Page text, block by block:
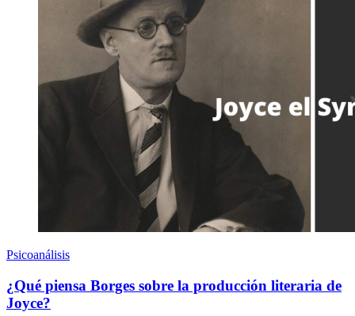
Psicoanálisis
¿Qué piensa Borges sobre la producción literaria de
Joyce?